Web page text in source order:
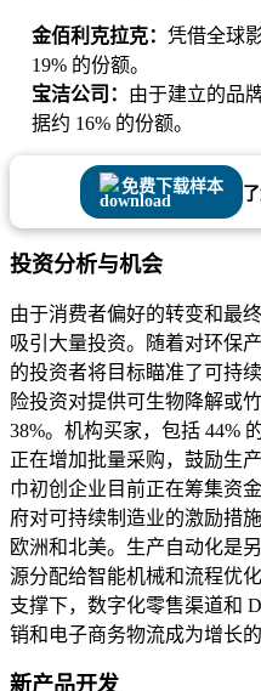
金佰利克拉克： 凭借全球
19% 的份额。
宝洁公司： 由于建立的品
据约 16% 的份额。
免费下载样本
投资分析与机会
由于消费者偏好的转变和最
吸引大量投资。随着对环保
的投资者将目标瞄准了可持
险投资对提供可生物降解或
38%。机构买家，包括 44%
正在增加批量采购，鼓励生
巾初创企业目前正在筹集资
府对可持续制造业的激励措
欧洲和北美。生产自动化是
源分配给智能机械和流程优
支撑下，数字化零售渠道和
销和电子商务物流成为增长
新产品开发